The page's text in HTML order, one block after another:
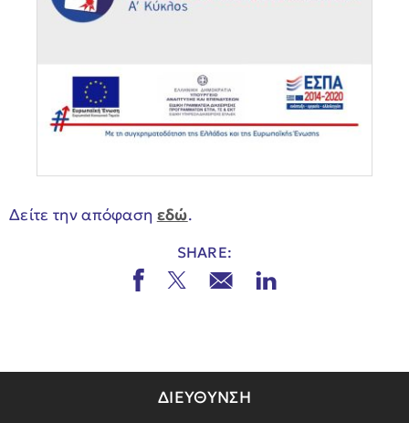
Δείτε την απόφαση εδώ.
SHARE:
ΔΙΕΥΘΥΝΣΗ